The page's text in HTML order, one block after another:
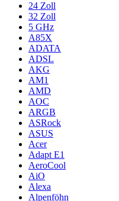
24 Zoll
32 Zoll
5 GHz
A85X
ADATA
ADSL
AKG
AM1
AMD
AOC
ARGB
ASRock
ASUS
Acer
Adapt E1
AeroCool
AiO
Alexa
Alpenföhn